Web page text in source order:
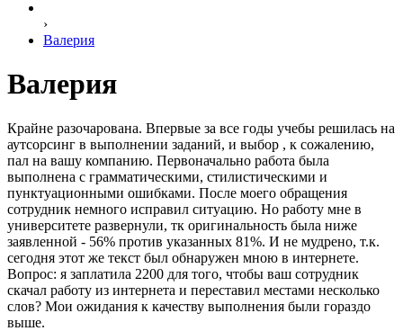
›
Валерия
Валерия
Крайне разочарована. Впервые за все годы учебы решилась на
аутсорсинг в выполнении заданий, и выбор , к сожалению,
пал на вашу компанию. Первоначально работа была
выполнена с грамматическими, стилистическими и
пунктуационными ошибками. После моего обращения
сотрудник немного исправил ситуацию. Но работу мне в
университете развернули, тк оригинальность была ниже
заявленной - 56% против указанных 81%. И не мудрено, т.к.
сегодня этот же текст был обнаружен мною в интернете.
Вопрос: я заплатила 2200 для того, чтобы ваш сотрудник
скачал работу из интернета и переставил местами несколько
слов? Мои ожидания к качеству выполнения были гораздо
выше.